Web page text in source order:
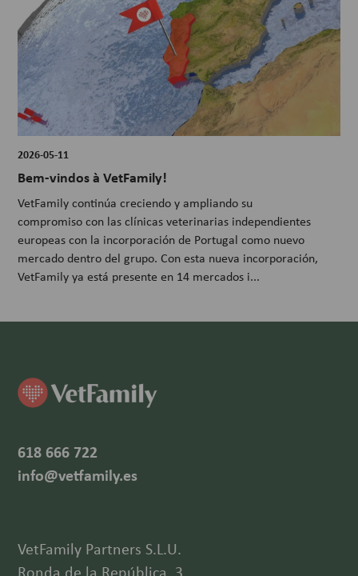
2026-05-11
Bem-vindos à VetFamily!
VetFamily continúa creciendo y ampliando su
compromiso con las clínicas veterinarias independientes
europeas con la incorporación de Portugal como nuevo
mercado dentro del grupo. Con esta nueva incorporación,
VetFamily ya está presente en 14 mercados i...
618 666 722
info@vetfamily.es
VetFamily Partners S.L.U.